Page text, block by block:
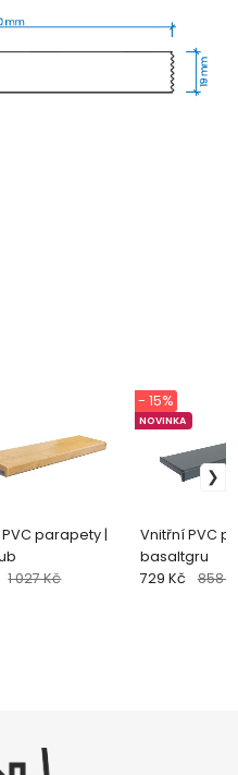
parapety |
1 027 Kč
Vnitřní PVC
basaltgru
NOVINKA
- 15%
729 Kč 858